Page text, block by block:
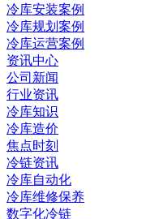
冷库安装案例
冷库规划案例
冷库运营案例
资讯中心
公司新闻
行业资讯
冷库知识
冷库造价
焦点时刻
冷链资讯
冷库自动化
冷库维修保养
数字化冷链